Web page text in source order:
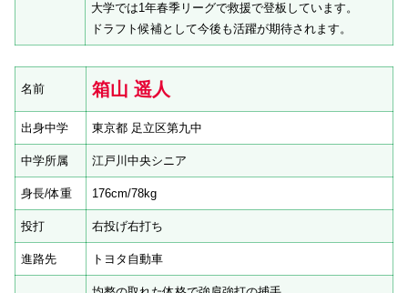
大学では1年春季リーグで救援で登板しています。
ドラフト候補として今後も活躍が期待されます。
名前 箱山 遥人
出身中学 東京都 足立区第九中
中学所属 江戸川中央シニア
身長/体重 176cm/78kg
投打 右投げ右打ち
進路先 トヨタ自動車